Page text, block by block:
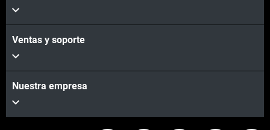
Ventas y soporte
Nuestra empresa